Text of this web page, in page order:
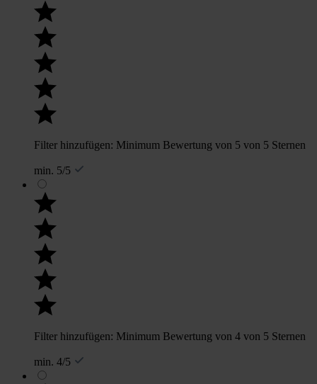
Filter hinzufügen: Minimum Bewertung von 5 von 5 Sternen
min. 5/5
Filter hinzufügen: Minimum Bewertung von 4 von 5 Sternen
min. 4/5